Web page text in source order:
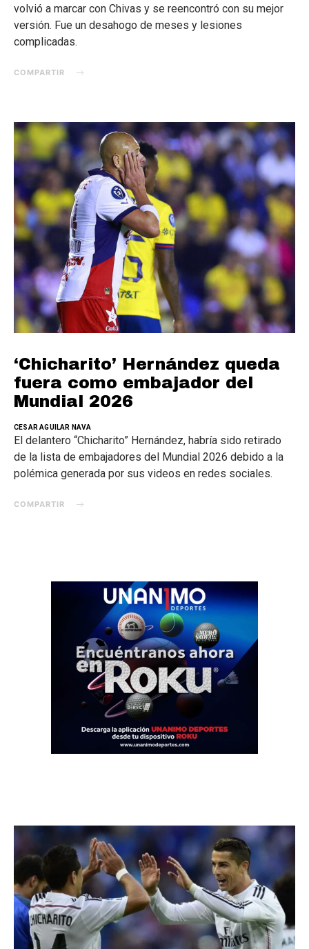
volvió a marcar con Chivas y se reencontró con su mejor
versión. Fue un desahogo de meses y lesiones
complicadas.
COMPARTIR
‘Chicharito’ Hernández queda
fuera como embajador del
Mundial 2026
CESAR AGUILAR NAVA
El delantero “Chicharito” Hernández, habría sido retirado
de la lista de embajadores del Mundial 2026 debido a la
polémica generada por sus videos en redes sociales.
COMPARTIR